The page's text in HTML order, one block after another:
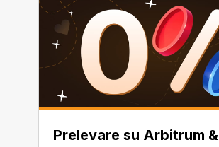
Prelevare su Arbitrum &